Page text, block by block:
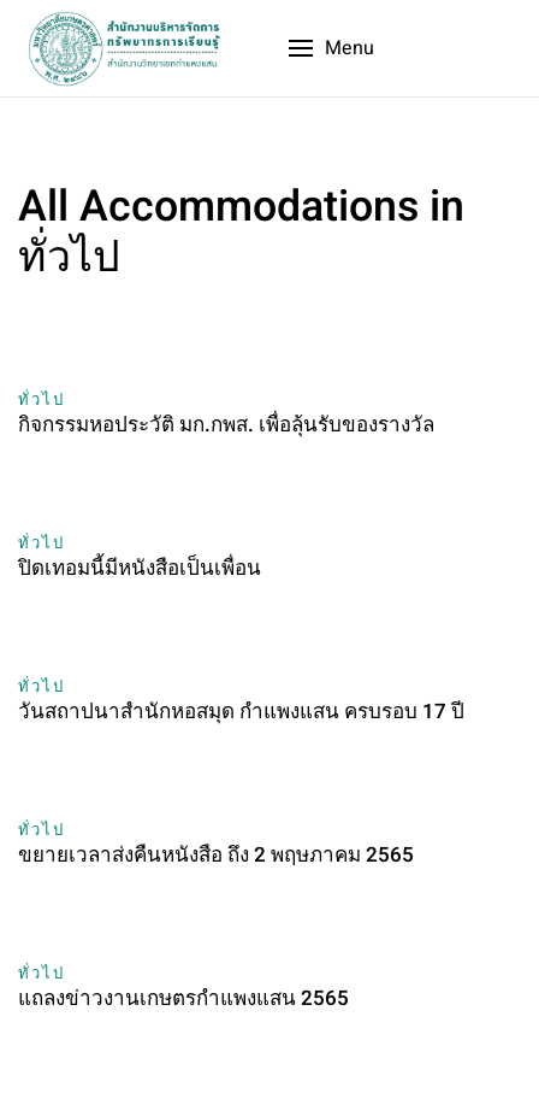
Menu
All Accommodations in
ทั่วไป
ทั่วไป
กิจกรรมหอประวัติ มก.กพส. เพื่อลุ้นรับของรางวัล
ทั่วไป
ปิดเทอมนี้มีหนังสือเป็นเพื่อน
ทั่วไป
วันสถาปนาสำนักหอสมุด กำแพงแสน ครบรอบ 17 ปี
ทั่วไป
ขยายเวลาส่งคืนหนังสือ ถึง 2 พฤษภาคม 2565
ทั่วไป
แถลงข่าวงานเกษตรกำแพงแสน 2565